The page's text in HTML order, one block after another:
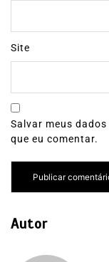
Site
Salvar meus
que eu comentar.
Autor